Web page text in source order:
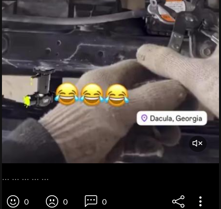
... ... ... ... ...
0 0 0